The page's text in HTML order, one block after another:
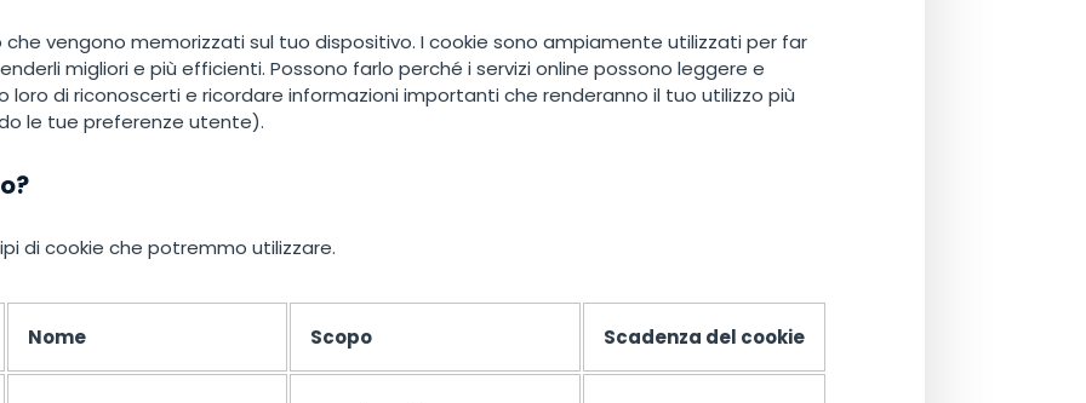
vengono memorizzati sul tuo dispositivo. I cookie sono ampiamente utilizzati per far
migliori e più efficienti. Possono farlo perché i servizi online possono leggere e
loro di riconoscerti e ricordare informazioni importanti che renderanno il tuo utilizzo più
le tue preferenze utente).
di cookie che potremmo utilizzare.
Nome Scopo Scadenza del cookie